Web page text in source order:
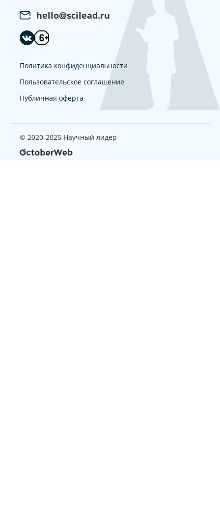
hello@scilead.ru
Политика конфиденциальности
Пользовательское соглашение
Публичная оферта
© 2020-2025 Научный лидер